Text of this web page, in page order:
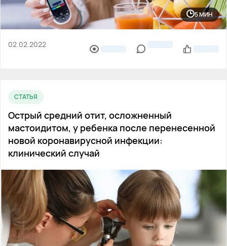
5 МИН
02.02.2022
СТАТЬЯ
Острый средний отит, осложненный
мастоидитом, у ребенка после перенесенной
новой коронавирусной инфекции:
клинический случай